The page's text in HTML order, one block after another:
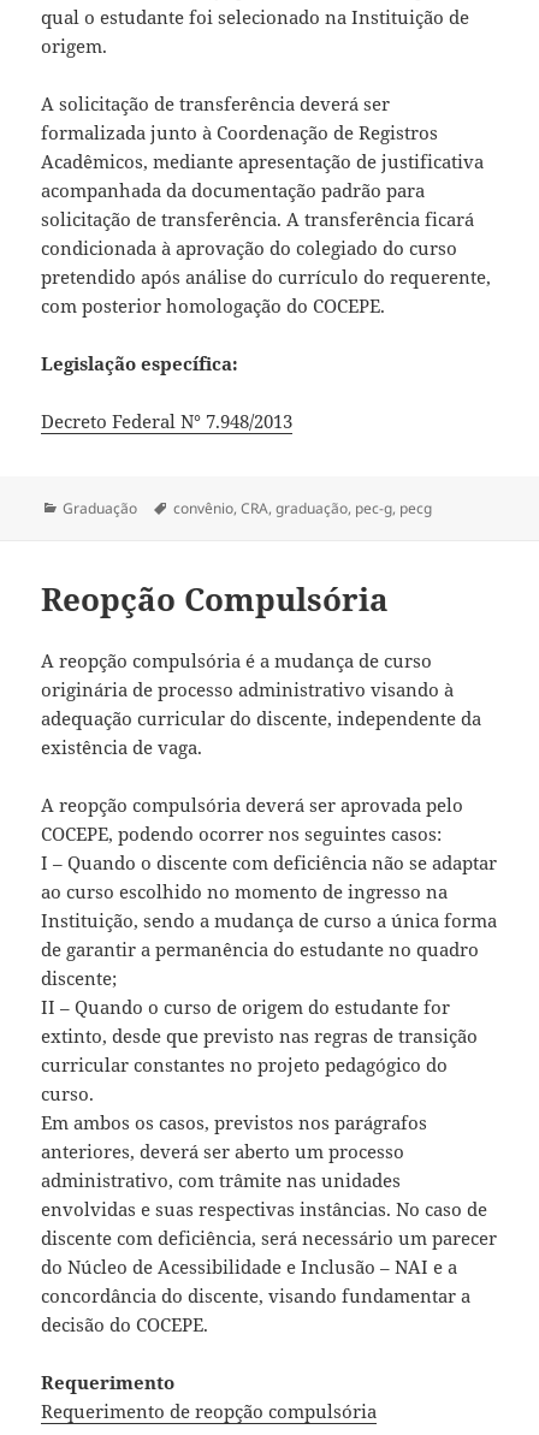
qual o estudante foi selecionado na Instituição de
origem.
A solicitação de transferência deverá ser
formalizada junto à Coordenação de Registros
Acadêmicos, mediante apresentação de justificativa
acompanhada da documentação padrão para
solicitação de transferência. A transferência ficará
condicionada à aprovação do colegiado do curso
pretendido após análise do currículo do requerente,
com posterior homologação do COCEPE.
Legislação específica:
Decreto Federal N° 7.948/2013
Categorias
Graduação Tags
convênio,CRA,graduação, pec-g, pecg
Reopção Compulsória
A reopção compulsória é a mudança de curso
originária de processo administrativo visando à
adequação curricular do discente, independente da
existência de vaga.
A reopção compulsória deverá ser aprovada pelo
COCEPE, podendo ocorrer nos seguintes casos:
I – Quando o discente com deficiência não se adaptar
ao curso escolhido no momento de ingresso na
Instituição, sendo a mudança de curso a única forma
de garantir a permanência do estudante no quadro
discente;
II – Quando o curso de origem do estudante for
extinto, desde que previsto nas regras de transição
curricular constantes no projeto pedagógico do
curso.
Em ambos os casos, previstos nos parágrafos
anteriores, deverá ser aberto um processo
administrativo, com trâmite nas unidades
envolvidas e suas respectivas instâncias. No caso de
discente com deficiência, será necessário um parecer
do Núcleo de Acessibilidade e Inclusão – NAI e a
concordância do discente, visando fundamentar a
decisão do COCEPE.
Requerimento
Requerimento de reopção compulsória